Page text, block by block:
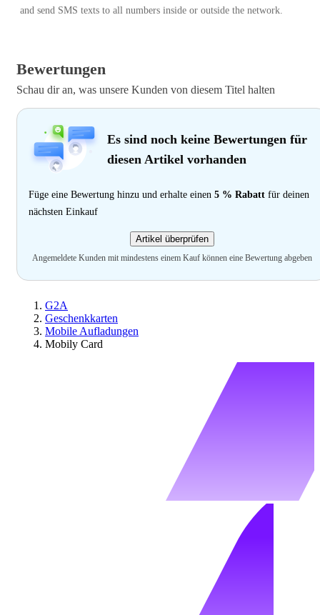
and send SMS texts to all numbers inside or outside the network.
Bewertungen
Schau dir an, was unsere Kunden von diesem Titel halten
Es sind noch keine Bewertungen für
diesen Artikel vorhanden
Füge eine Bewertung hinzu und erhalte einen 5 % Rabatt für deinen
nächsten Einkauf
Artikel überprüfen
Angemeldete Kunden mit mindestens einem Kauf können eine Bewertung abgeben
G2A
Geschenkkarten
Mobile Aufladungen
Mobily Card